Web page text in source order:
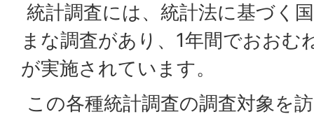
統計調査には、統計法に基づく
まな調査があり、1年間でおおむ
が実施されています。
この各種統計調査の調査対象を